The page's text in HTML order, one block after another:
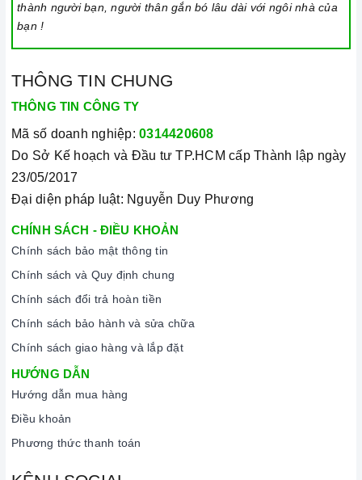
thành người bạn, người thân gắn bó lâu dài với ngôi nhà của
bạn !
THÔNG TIN CHUNG
THÔNG TIN CÔNG TY
Mã số doanh nghiệp: 0314420608
Do Sở Kế hoạch và Đầu tư TP.HCM cấp Thành lập ngày
23/05/2017
Đại diện pháp luật: Nguyễn Duy Phương
CHÍNH SÁCH - ĐIỀU KHOẢN
Chính sách bảo mật thông tin
Chính sách và Quy định chung
Chính sách đổi trả hoàn tiền
Chính sách bảo hành và sửa chữa
Chính sách giao hàng và lắp đặt
HƯỚNG DẪN
Hướng dẫn mua hàng
Điều khoản
Phương thức thanh toán